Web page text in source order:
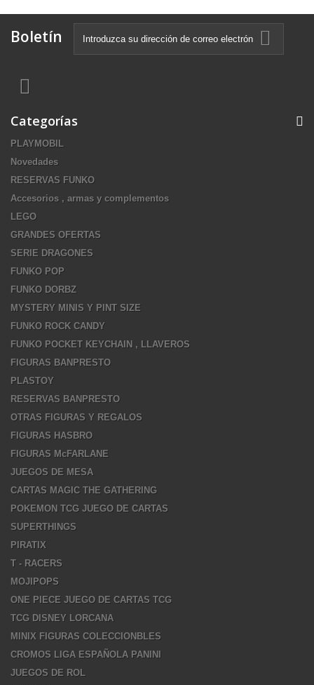
Boletín
Categorías
PLAYMOBIL
Novedades
RESERVAS FUNKO
Accesorios , armas y complementos
LEGO
GRANDES OFERTAS
SERIE DRAGONES
FUNKO POP
FUNKO DORBZ
MYSTERY MINIS Y PINT SIZE
FUNKO ROCK CANDY
FUNKO POCKET KEYCHAIN , LLAVEROS
FIGURAS BANPRESTO
PLASTOY
RESERVAS BANPRESTO
OTRAS FIGURAS Y REGALOS
FIGURAS HASBRO
FIGURAS McFARLANE
JUEGOS DE MESA
CARTAS MAGIC THE GATHERING
POKEMON TCG JUEGO DE CARTAS
SUPERTHINGS
PIRATIX
T - RACERS
MOJIPOPS
ONE PIECE JUEGO DE CARTAS TCG
TCG DISNEY LORCANA
MINIX FIGURAS COLECCIONBLES
CROMOS LIGA ESPAÑOLA PANINI
JUEGOS DE ROL